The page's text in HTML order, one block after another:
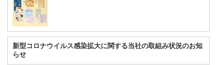
新型コロナウイルス感染拡大に関する当社の取組み状況のお知
らせ